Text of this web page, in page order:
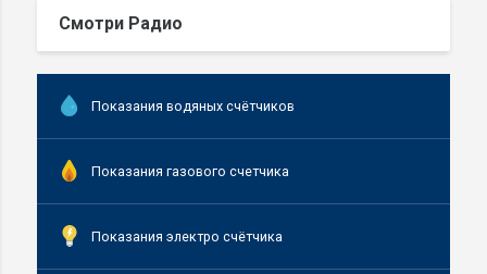
Смотри Радио
Показания водяных счётчиков
Показания газового счетчика
Показания электро счётчика